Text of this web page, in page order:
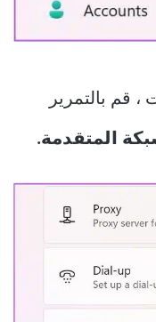
، قم بالتمرير
المتقدمة.